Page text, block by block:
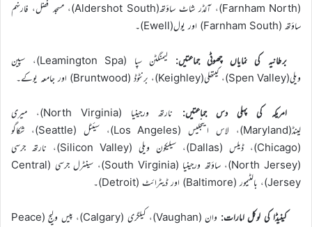
(Farnham North)، آلڈر شاٹ ساؤتھ(Aldershot South)، مسجد فضل، فارنہم
ساؤتھ (Farnham South) اور یول(Ewell)۔
برطانیہ کی نمایاں چھوٹی جماعتیں:
لیمنگٹن سپا (Leamington Spa)، سپین
ویلی(Spen Valley)، کیتھلی(Keighley)، برنٹوڈ (Bruntwood) اور جامعہ یوکے۔
امریکہ کی پہلی دس جماعتیں:
نارتھ ورجینیا (North Virginia)، میری
لینڈ(Maryland)، لاس اینجلیس (Los Angeles)، سیئٹل (Seattle)، شکاگو
(Chicago)، ڈیلس (Dallas)، سیلیکون ویلی (Silicon Valley)، نارتھ جرسی
(North Jersey)، ساؤتھ ورجینیا (South Virginia)، سینٹرل جرسی (Central
Jersey)، بالٹیمور (Baltimore) اور ڈیٹرائٹ (Detroit)۔
کینیڈا کی لوکل امارات:
وان (Vaughan)، کیلگری (Calgary)، پیس ولیج (Peace